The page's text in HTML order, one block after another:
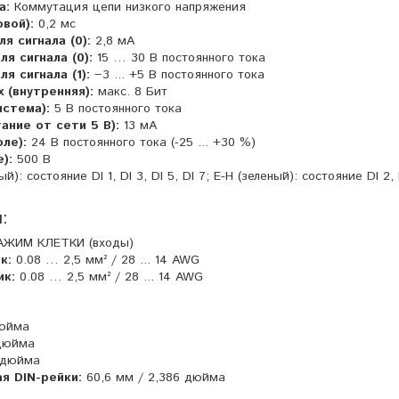
Коммутация цепи низкого напряжения
0,2 мс
сигнала (0): 2,8 мА
сигнала (0): 15 … 30 В постоянного тока
сигнала (1): −3 ... +5 В постоянного тока
макс. 8 Бит
5 В постоянного тока
от сети 5 В): 13 мА
24 В постоянного тока (-25 ... +30 %)
500 В
состояние DI 1, DI 3, DI 5, DI 7; E-H (зеленый): состояние DI
КЛЕТКИ (входы)
0.08 … 2,5 мм² / 28 ... 14 AWG
0.08 … 2,5 мм² / 28 ... 14 AWG
DIN-рейки: 60,6 мм / 2,386 дюйма